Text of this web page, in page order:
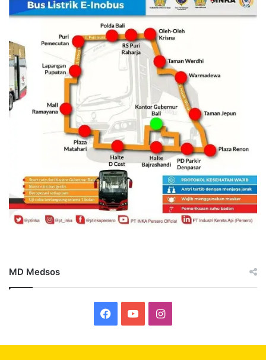
MD Medsos
Facebook
YouTubeInstagram